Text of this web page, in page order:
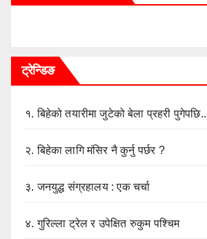
ट्रेन्डिङ
१.बिहेको तयारीमा जुटेको बेला प्रहरी
२.बिहेका लागि मंसिर नै कुर्नु पर्छर ?
३.जनयुद्ध संग्रहालय : एक चर्चा
४.गुरिल्ला ट्रेल र उपेक्षित रुकुम पश्चिम